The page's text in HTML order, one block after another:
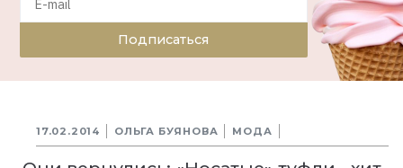
Подписаться
17.02.2014 ОЛЬГА БУЯНОВА МОДА